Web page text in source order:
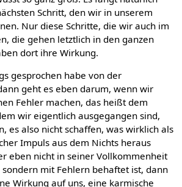
Schritt, den wir in unserem
Nur diese Schritte, die wir auch im
die gehen letztlich in den ganzen
dort ihre Wirkung.
gesprochen habe von der
geht es eben darum, wenn wir
Fehler machen, das heißt dem
wir eigentlich ausgegangen sind,
es also nicht schaffen, was wirklich als
Impuls aus dem Nichts heraus
eben nicht in seiner Vollkommenheit
mit Fehlern behaftet ist, dann
Wirkung auf uns, eine karmische